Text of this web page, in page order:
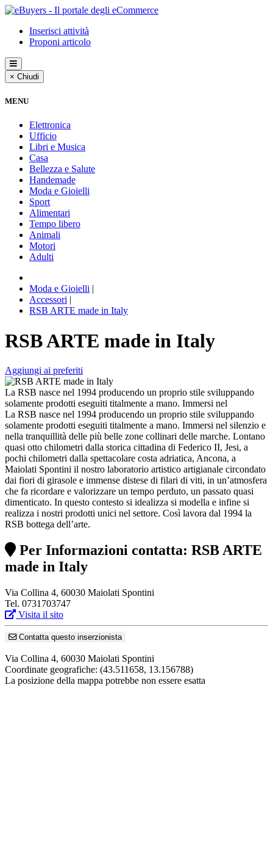
Inserisci attività
Proponi articolo
× Chiudi
MENU
Elettronica
Ufficio
Libri e Musica
Casa
Bellezza e Salute
Handemade
Moda e Gioielli
Sport
Alimentari
Tempo libero
Animali
Motori
Adulti
Moda e Gioielli |
Accessori |
RSB ARTE made in Italy
RSB ARTE made in Italy
Aggiungi ai preferiti
La RSB nasce nel 1994 producendo un proprio stile sviluppando
solamente prodotti eseguiti titalmente a mano. Immersi nel
La RSB nasce nel 1994 producendo un proprio stile sviluppando
solamente prodotti eseguiti titalmente a mano. Immersi nel silenzio e
nella tranquillità delle più belle zone collinari delle marche. Lontano
quasi otto chilometri dalla storica cittadina di Federico II, Jesi, a
pochi chilometri dalla spettacolare costa adriatica, Ancona, a
Maiolati Spontini il nostro laboratorio artistico artigianale circondato
dai fiori di girasole e immense distese di filari di viti, in un’atmosfera
che fa ricordare e valorizzare un tempo perduto, un passato quasi
dimenticato. In questo contesto si idealizza si modella e infine si
realizza i nostri prodotti unici nel settore. Così lavora dal 1994 la
RSB bottega dell’arte.
Per Informazioni contatta: RSB ARTE
made in Italy
Via Collina 4, 60030 Maiolati Spontini
Tel. 0731703747
Visita il sito
Contatta questo inserzionista
Via Collina 4, 60030 Maiolati Spontini
Coordinate geografiche: (43.511658, 13.156788)
La posizione della mappa potrebbe non essere esatta